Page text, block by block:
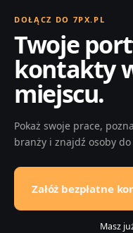
DOŁĄCZ DO 7PX.PL
Twoje
kontakty
miejscu.
Pokaż swoje prace,
branży i znajdź osoby
Załóż bezpłatne
Masz